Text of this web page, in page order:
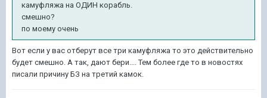
камуфляжа на ОДИН корабль.
смешно?
по моему очень
Вот если у вас отберут все три камуфляжа то это действительно
будет смешно. А так, дают бери.... Тем более где то в новостях
писали причину БЗ на третий камок.